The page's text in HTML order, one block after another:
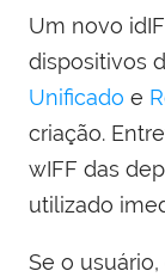
Um novo
dispositivos
Unificado e
criação.
wIFF das
utilizado
Se o